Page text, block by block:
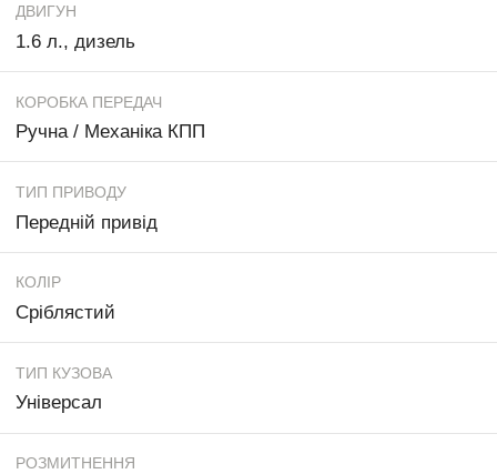
ДВИГУН
1.6 л., дизель
КОРОБКА ПЕРЕДАЧ
Ручна / Механіка КПП
ТИП ПРИВОДУ
Передній привід
КОЛІР
Сріблястий
ТИП КУЗОВА
Універсал
РОЗМИТНЕННЯ